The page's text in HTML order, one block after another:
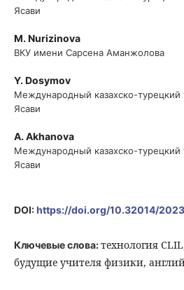
Ясави
M. Nurizinova
ВКУ имени Сарсена Аманжолова
Y. Dosymov
Международный казахско-
Ясави
A. Akhanova
Международный казахско-
Ясави
DOI:https://doi.org/10.32014/
Ключевые слова:технология
будущие учителя физики,